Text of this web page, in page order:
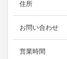
住所
お問い合わせ
営業時間